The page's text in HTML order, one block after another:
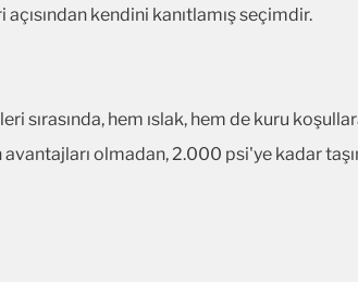
kendini kanıtlamış seçimdir.
hem ıslak, hem de kuru
olmadan, 2.000 psi'ye kadar